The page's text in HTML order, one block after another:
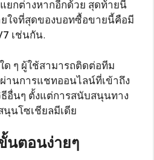
ยกต่างหากอีกด้วย สุดท้ายนี้
ใจที่สุดของบอทซื้อขายนี้คือมี
เช่นกัน.
ด ๆ ผู้ใช้สามารถติดต่อทีม
านการแชทออนไลน์ที่เข้าถึง
อื่นๆ ตั้งแต่การสนับสนุนทาง
นโซเชียลมีเดีย
ตอนง่ายๆ